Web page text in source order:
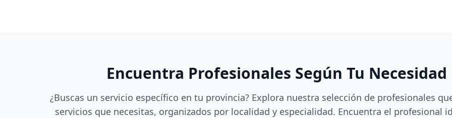
Encuentra Profesionales Según Tu Necesidad
¿Buscas un servicio específico en tu provincia? Explora nuestra selección de profesionales
servicios que necesitas, organizados por localidad y especialidad. Encuentra el profesional